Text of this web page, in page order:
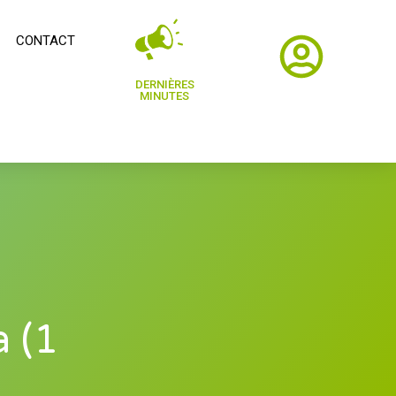
CONTACT
DERNIÈRES
MINUTES
(1